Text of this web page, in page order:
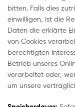
bitten. Falls dies
einwilligen, ist die
Daten die erklärte
von Cookies
berechtigten
Betrieb unseres
verarbeitet oder,
um unsere